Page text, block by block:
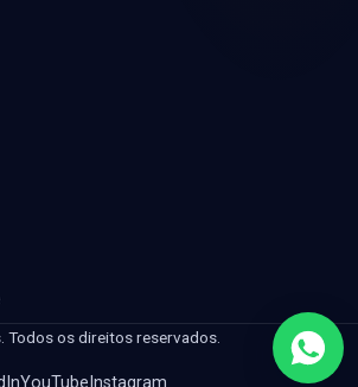
Todos os direitos reservados.